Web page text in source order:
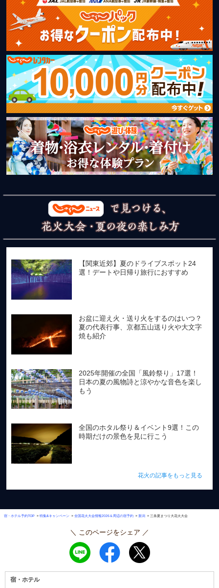
【関東近郊】夏のドライブスポット24
選！デートや日帰り旅行におすすめ
お盆に迎え火・送り火をするのはいつ？
夏の代表行事、京都五山送り火や大文字
焼も紹介
2025年開催の全国「風鈴祭り」17選！
日本の夏の風物詩と涼やかな音色を楽し
もう
全国のホタル祭り＆イベント9選！この
時期だけの景色を見に行こう
花火の記事をもっと見る
宿・ホテル予約TOP » 特集&キャンペーン » 全国花火大会情報2026＆周辺の宿予約 » 新潟 » 三条夏まつり大花火大会
＼ このページをシェア ／
宿・ホテル